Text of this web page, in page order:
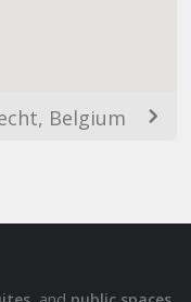
Belgium